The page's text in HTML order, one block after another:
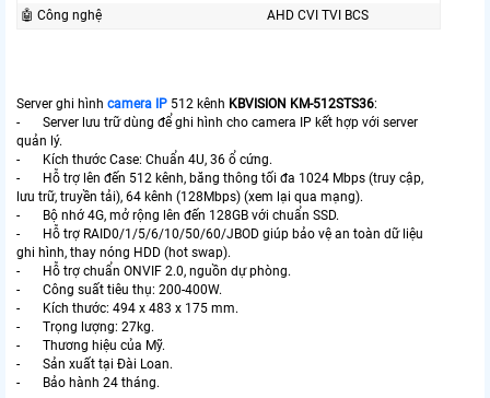
🤖️ Công nghệ
AHD CVI TVI BCS
Server ghi hình camera IP 512 kênh KBVISION KM-512STS36:
- Server lưu trữ dùng để ghi hình cho camera IP kết hợp với server
quản lý.
- Kích thước Case: Chuẩn 4U, 36 ổ cứng.
- Hỗ trợ lên đến 512 kênh, băng thông tối đa 1024 Mbps (truy cập,
lưu trữ, truyền tải), 64 kênh (128Mbps) (xem lại qua mạng).
- Bộ nhớ 4G, mở rộng lên đến 128GB với chuẩn SSD.
- Hỗ trợ RAID0/1/5/6/10/50/60/JBOD giúp bảo vệ an toàn dữ liệu
ghi hình, thay nóng HDD (hot swap).
- Hỗ trợ chuẩn ONVIF 2.0, nguồn dự phòng.
- Công suất tiêu thụ: 200-400W.
- Kích thước: 494 x 483 x 175 mm.
- Trọng lượng: 27kg.
- Thương hiệu của Mỹ.
- Sản xuất tại Đài Loan.
- Bảo hành 24 tháng.